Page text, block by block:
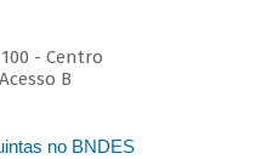
- Centro
B
no BNDES